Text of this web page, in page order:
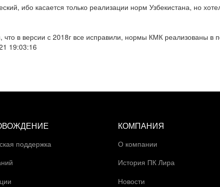
ибо касается только реализации норм Узбекистана, но
что в версии с 2018г все исправили, нормы КМК реализованы в
19:03:16
поддержка
КОМПАНИЯ
О компании
История ПК Лира
Новости